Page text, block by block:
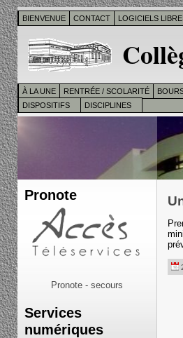
BIENVENUE CONTACT LOGICIELS
À LA UNE RENTRÉE / SCOLARITÉ
DISPOSITIFS
DISCIPLINES
Pronote
Pronote - secours
Services
numériques